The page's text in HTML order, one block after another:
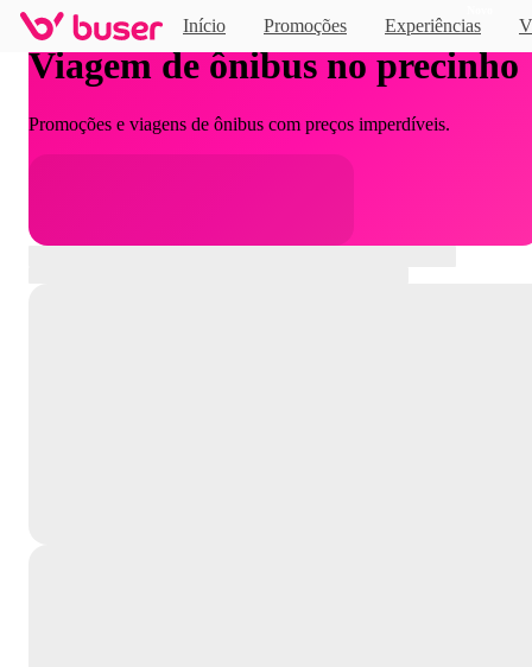
Início Promoções Experiências
Viagem de ônibus no precinho
Promoções e viagens de ônibus com preços imperdíveis.